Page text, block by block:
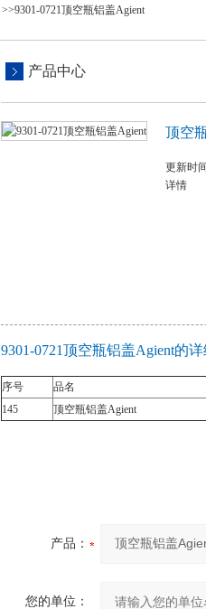
>>9301-0721顶空瓶铝盖Agient
产品中心
顶空
更新时
详情
9301-0721顶空瓶铝盖Agient的
序号 品名
145
顶空瓶铝盖Agient
产品：
您的单位：